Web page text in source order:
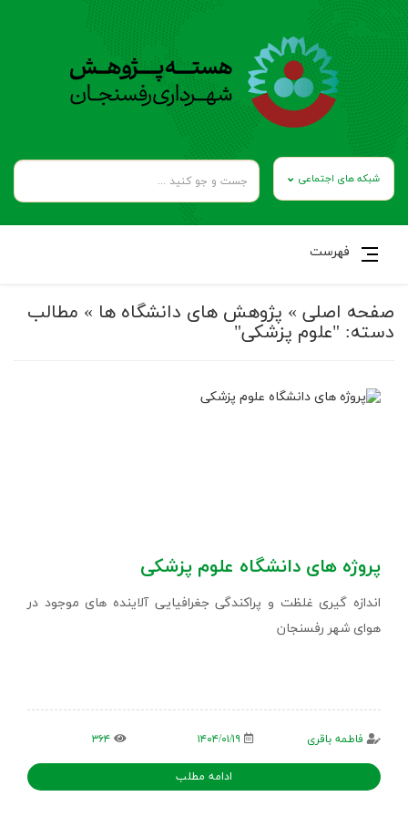
شبکه های اجتماعی
فهرست
صفحه اصلی » پژوهش های دانشگاه ها » مطالب
دسته: "علوم پزشکی"
پروژه های دانشگاه علوم پزشکی
اندازه گیری غلظت و پراکندگی جغرافیایی آلاینده های موجود در
هوای شهر رفسنجان
فاطمه باقری ۳۶۴
ادامه مطلب